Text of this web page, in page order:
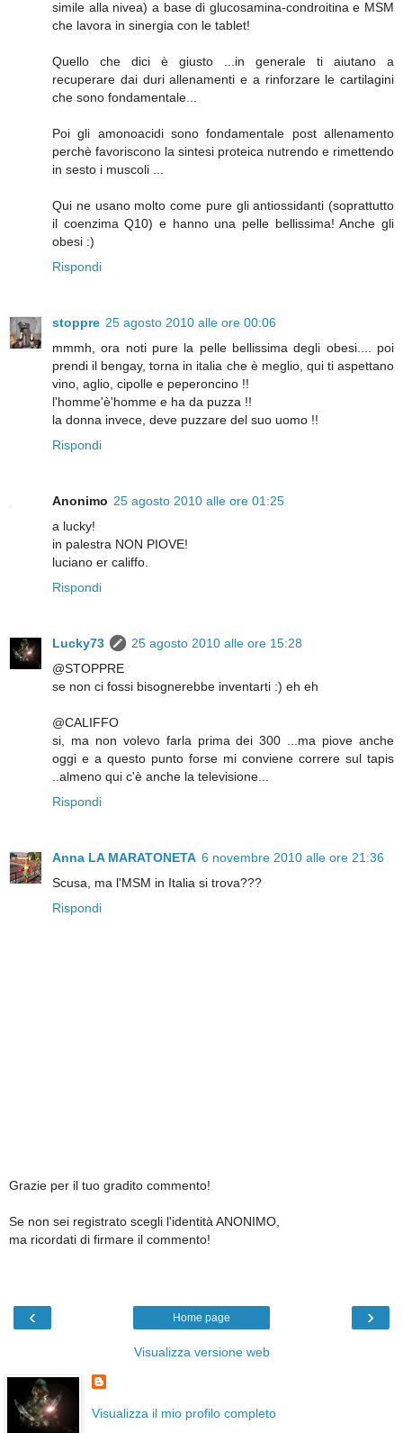
simile alla nivea) a base di glucosamina-condroitina e MSM
che lavora in sinergia con le tablet!
Quello che dici è giusto ...in generale ti aiutano a
recuperare dai duri allenamenti e a rinforzare le cartilagini
che sono fondamentale...
Poi gli amonoacidi sono fondamentale post allenamento
perchè favoriscono la sintesi proteica nutrendo e rimettendo
in sesto i muscoli ...
Qui ne usano molto come pure gli antiossidanti (soprattutto
il coenzima Q10) e hanno una pelle bellissima! Anche gli
obesi :)
Rispondi
stoppre 25 agosto 2010 alle ore 00:06
mmmh, ora noti pure la pelle bellissima degli obesi.... poi
prendi il bengay, torna in italia che è meglio, qui ti aspettano
vino, aglio, cipolle e peperoncino !!
l'homme'è'homme e ha da puzza !!
la donna invece, deve puzzare del suo uomo !!
Rispondi
Anonimo 25 agosto 2010 alle ore 01:25
a lucky!
in palestra NON PIOVE!
luciano er califfo.
Rispondi
Lucky73
25 agosto 2010 alle ore 15:28
@STOPPRE
se non ci fossi bisognerebbe inventarti :) eh eh
@CALIFFO
si, ma non volevo farla prima dei 300 ...ma piove anche
oggi e a questo punto forse mi conviene correre sul tapis
..almeno qui c'è anche la televisione...
Rispondi
Anna LA MARATONETA 6 novembre 2010 alle ore 21:36
Scusa, ma l'MSM in Italia si trova???
Rispondi
Grazie per il tuo gradito commento!
Se non sei registrato scegli l'identità ANONIMO,
ma ricordati di firmare il commento!
‹ ›
Home page
Visualizza versione web
Visualizza il mio profilo completo